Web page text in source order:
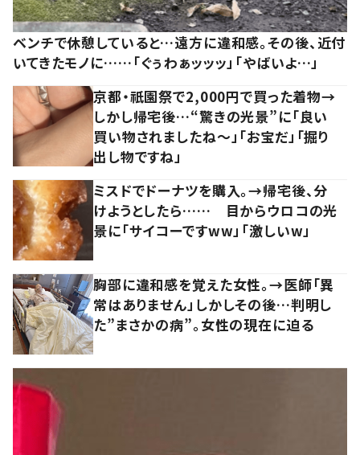
ベンチで休憩していると…遠方に違和感。その後、近付
いてきたモノに……「ぐぅわぁッッッ」「やばいよ…」
京都・祇園祭で2,000円で買った着物→
しかし帰宅後…“驚きの光景”に「良い
買い物されましたね～」「お宝だ」「掘り
出し物ですね」
ミスドでドーナツを購入。→帰宅後、分
けようとしたら…… 目からウロコの光
景に「サイコーですww」「激しいw」
胸部に違和感を覚えた女性。→医師「異
常はありません」しかしその後…判明し
た”まさかの病”。女性の現在に迫る